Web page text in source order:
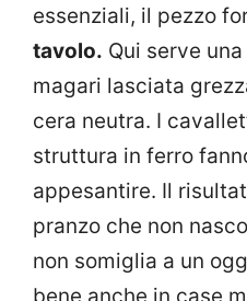
essenziali, il pezzo
tavolo. Qui serve
magari lasciata
cera neutra. I
struttura in ferro
appesantire. Il
pranzo che non
non somiglia a un